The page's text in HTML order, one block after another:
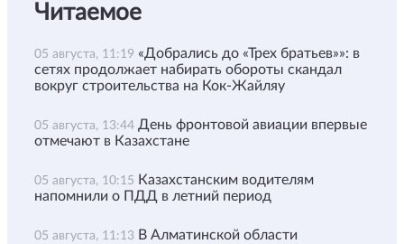
Читаемое
05 августа, 11:19 «Добрались до «Трех братьев»»: в
сетях продолжает набирать обороты скандал
вокруг строительства на Кок-Жайляу
05 августа, 13:44 День фронтовой авиации впервые
отмечают в Казахстане
05 августа, 10:15 Казахстанским водителям
напомнили о ПДД в летний период
05 августа, 11:13 В Алматинской области